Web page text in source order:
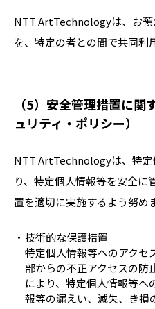
NTT ArtTechnologyは、お
を、特定の者との間で共同利
（5）安全管理措置に
ュリティ・ポリシー）
NTT ArtTechnologyは、特定
り、特定個人情報等を安全
置を適切に実施するよう努め
技術的な保護措置
特定個人情報等へのアクセ
部からの不正アクセスの防
により、特定個人情報等へ
報等の漏えい、滅失、き損